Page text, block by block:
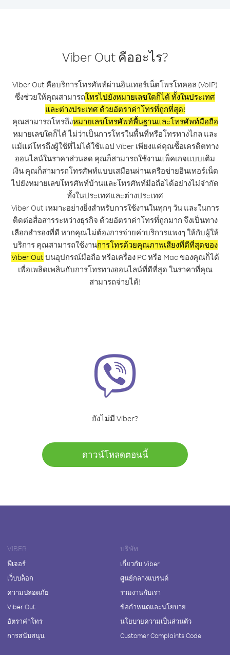
Viber Out คืออะไร?
Viber Out คือบริการโทรศัพท์ผ่านอินเทอร์เน็ตโพรโทคอล (VoIP)
ซึ่งช่วยให้คุณสามารถโทรไปยังหมายเลขใดก็ได้ ทั้งในประเทศ
และต่างประเทศ ด้วยอัตราค่าโทรที่ถูกที่สุด!
คุณสามารถโทรถึงหมายเลขโทรศัพท์พื้นฐานและโทรศัพท์มือถือ
หมายเลขใดก็ได้ ไม่ว่าเป็นการโทรในพื้นที่หรือโทรทางไกล และ
แม้แต่โทรถึงผู้ใช้ที่ไม่ได้ใช้แอป Viber เพียงแค่คุณซื้อเครดิตทาง
ออนไลน์ในราคาส่วนลด คุณก็สามารถใช้งานแพ็คเกจแบบเติม
เงิน คุณก็สามารถโทรศัพท์แบบเสมือนผ่านเครือข่ายอินเทอร์เน็ต
ไปยังหมายเลขโทรศัพท์บ้านและโทรศัพท์มือถือได้อย่างไม่จำกัด
ทั้งในประเทศและต่างประเทศ
Viber Out เหมาะอย่างยิ่งสำหรับการใช้งานในทุกๆ วัน และในการ
ติดต่อสื่อสารระหว่างธุรกิจ ด้วยอัตราค่าโทรที่ถูกมาก จึงเป็นทาง
เลือกสำรองที่ดี หากคุณไม่ต้องการจ่ายค่าบริการแพงๆ ให้กับผู้ให้
บริการ คุณสามารถใช้งานการโทรด้วยคุณภาพเสียงที่ดีที่สุดของ
Viber Outบนอุปกรณ์มือถือ หรือเครื่อง PC หรือ Mac ของคุณก็ได้
เพื่อเพลิดเพลินกับการโทรทางออนไลน์ที่ดีที่สุด ในราคาที่คุณ
สามารถจ่ายได้!
ยังไม่มี Viber?
ดาวน์โหลดตอนนี้
VIBER
ฟีเจอร์
เว็บบล็อก
ความปลอดภัย
Viber Out
อัตราค่าโทร
การสนับสนุน
บริษัท
เกี่ยวกับ Viber
ศูนย์กลางแบรนด์
ร่วมงานกับเรา
ข้อกำหนดและนโยบาย
นโยบายความเป็นส่วนตัว
Customer Complaints Code